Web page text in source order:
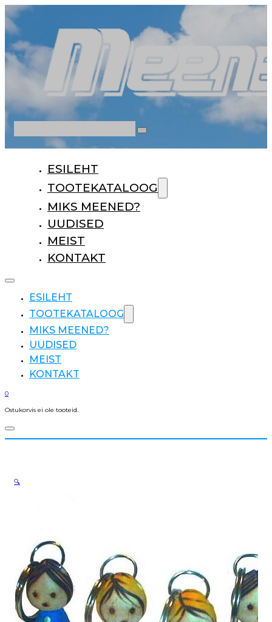
ESILEHT
TOOTEKATALOOG
MIKS MEENED?
UUDISED
MEIST
KONTAKT
ESILEHT
TOOTEKATALOOG
MIKS MEENED?
UUDISED
MEIST
KONTAKT
0
Ostukorvis ei ole tooteid.
🔍